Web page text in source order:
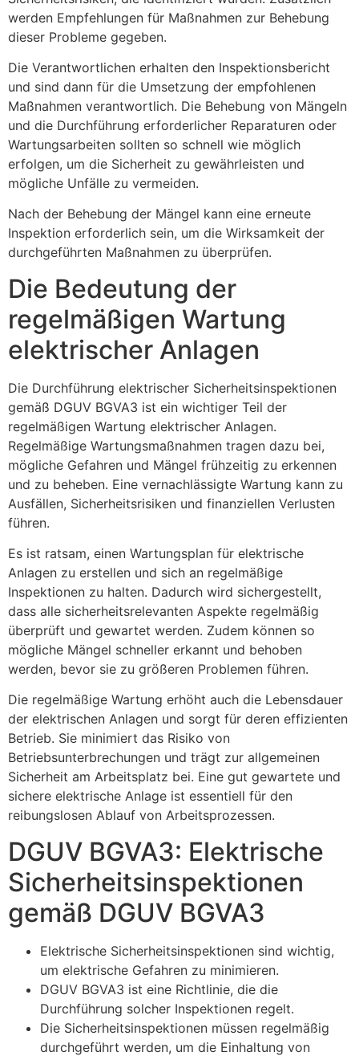
werden Empfehlungen für Maßnahmen zur Behebung
dieser Probleme gegeben.
Die Verantwortlichen erhalten den Inspektionsbericht
und sind dann für die Umsetzung der empfohlenen
Maßnahmen verantwortlich. Die Behebung von Mängeln
und die Durchführung erforderlicher Reparaturen oder
Wartungsarbeiten sollten so schnell wie möglich
erfolgen, um die Sicherheit zu gewährleisten und
mögliche Unfälle zu vermeiden.
Nach der Behebung der Mängel kann eine erneute
Inspektion erforderlich sein, um die Wirksamkeit der
durchgeführten Maßnahmen zu überprüfen.
Die Bedeutung der
regelmäßigen Wartung
elektrischer Anlagen
Die Durchführung elektrischer Sicherheitsinspektionen
gemäß DGUV BGVA3 ist ein wichtiger Teil der
regelmäßigen Wartung elektrischer Anlagen.
Regelmäßige Wartungsmaßnahmen tragen dazu bei,
mögliche Gefahren und Mängel frühzeitig zu erkennen
und zu beheben. Eine vernachlässigte Wartung kann zu
Ausfällen, Sicherheitsrisiken und finanziellen Verlusten
führen.
Es ist ratsam, einen Wartungsplan für elektrische
Anlagen zu erstellen und sich an regelmäßige
Inspektionen zu halten. Dadurch wird sichergestellt,
dass alle sicherheitsrelevanten Aspekte regelmäßig
überprüft und gewartet werden. Zudem können so
mögliche Mängel schneller erkannt und behoben
werden, bevor sie zu größeren Problemen führen.
Die regelmäßige Wartung erhöht auch die Lebensdauer
der elektrischen Anlagen und sorgt für deren effizienten
Betrieb. Sie minimiert das Risiko von
Betriebsunterbrechungen und trägt zur allgemeinen
Sicherheit am Arbeitsplatz bei. Eine gut gewartete und
sichere elektrische Anlage ist essentiell für den
reibungslosen Ablauf von Arbeitsprozessen.
DGUV BGVA3: Elektrische
Sicherheitsinspektionen
gemäß DGUV BGVA3
Elektrische Sicherheitsinspektionen sind wichtig,
um elektrische Gefahren zu minimieren.
DGUV BGVA3 ist eine Richtlinie, die die
Durchführung solcher Inspektionen regelt.
Die Sicherheitsinspektionen müssen regelmäßig
durchgeführt werden, um die Einhaltung von